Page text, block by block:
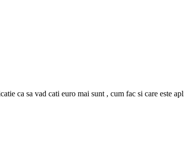
ca sa vad cati euro mai sunt , cum fac si care este